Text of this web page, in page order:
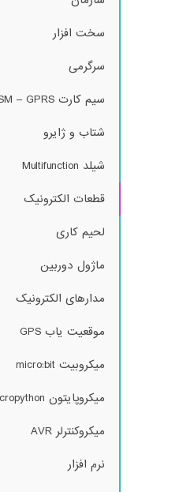
سخت افزار
سرگرمی
سیم کارت GSM – GPRS
شتاب و ژایرو
شیلد Multifunction
قطعات الکترونیک
لحیم کاری
ماژول دوربین
مدارهای الکترونیک
موقعیت یاب GPS
میکروبیت micro:bit
میکروپایتون Micropython
میکروکنترلر AVR
نرم افزار